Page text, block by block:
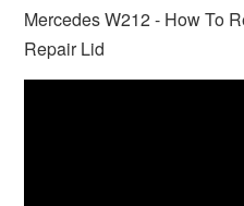
Mercedes W212 - How To
Repair Lid